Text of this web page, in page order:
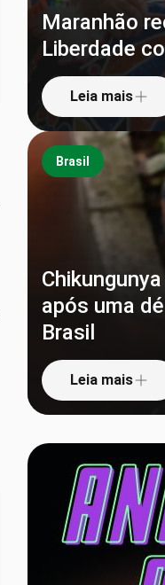
Maranhão
Liberdade
Leia mais
Brasil
após uma
Brasil
Leia mais